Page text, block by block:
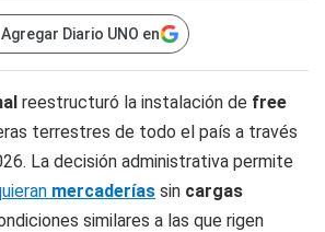
Agregar Diario UNO en
reestructuró la instalación de free
terrestres de todo el país a través
La decisión administrativa permite
mercaderías sin cargas
similares a las que rigen